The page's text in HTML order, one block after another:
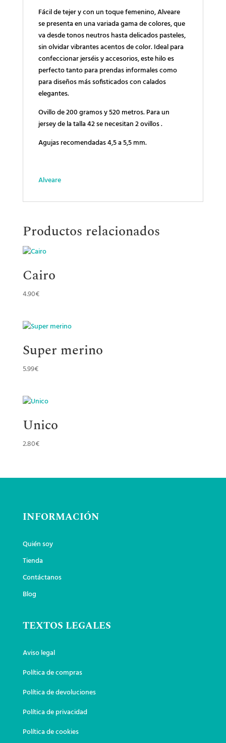
Fácil de tejer y con un toque femenino, Alveare
se presenta en una variada gama de colores, que
va desde tonos neutros hasta delicados pasteles,
sin olvidar vibrantes acentos de color. Ideal para
confeccionar jerséis y accesorios, este hilo es
perfecto tanto para prendas informales como
para diseños más sofisticados con calados
elegantes.
Ovillo de 200 gramos y 520 metros. Para un
jersey de la talla 42 se necesitan 2 ovillos .
Agujas recomendadas 4,5 a 5,5 mm.
Alveare
Productos relacionados
Cairo
4.90€
Super merino
5.99€
Unico
2.80€
INFORMACIÓN
Quién soy
Tienda
Contáctanos
Blog
TEXTOS LEGALES
Aviso legal
Política de compras
Política de devoluciones
Política de privacidad
Política de cookies